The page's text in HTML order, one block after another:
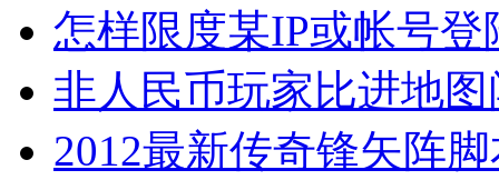
怎样限度某IP或帐号
非人民币玩家比进地
2012最新传奇锋矢阵